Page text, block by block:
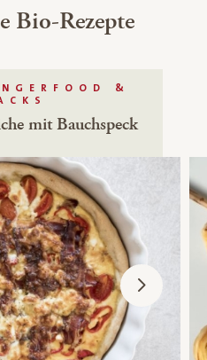
Bio-Rezepte
&
mit Bauchspeck